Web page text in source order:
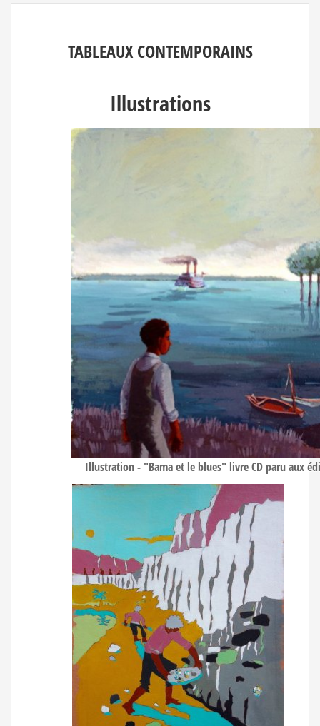
TABLEAUX CONTEMPORAINS
Illustrations
Illustration - "Bama et le blues" livre CD paru aux